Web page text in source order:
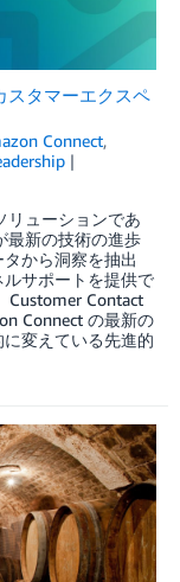
タマーエクスペ
Connect,
リューションであ
最新の技術の進歩
から洞察を抽出
サポートを提供で
Customer Contact
Connect の最新の
変えている先進的